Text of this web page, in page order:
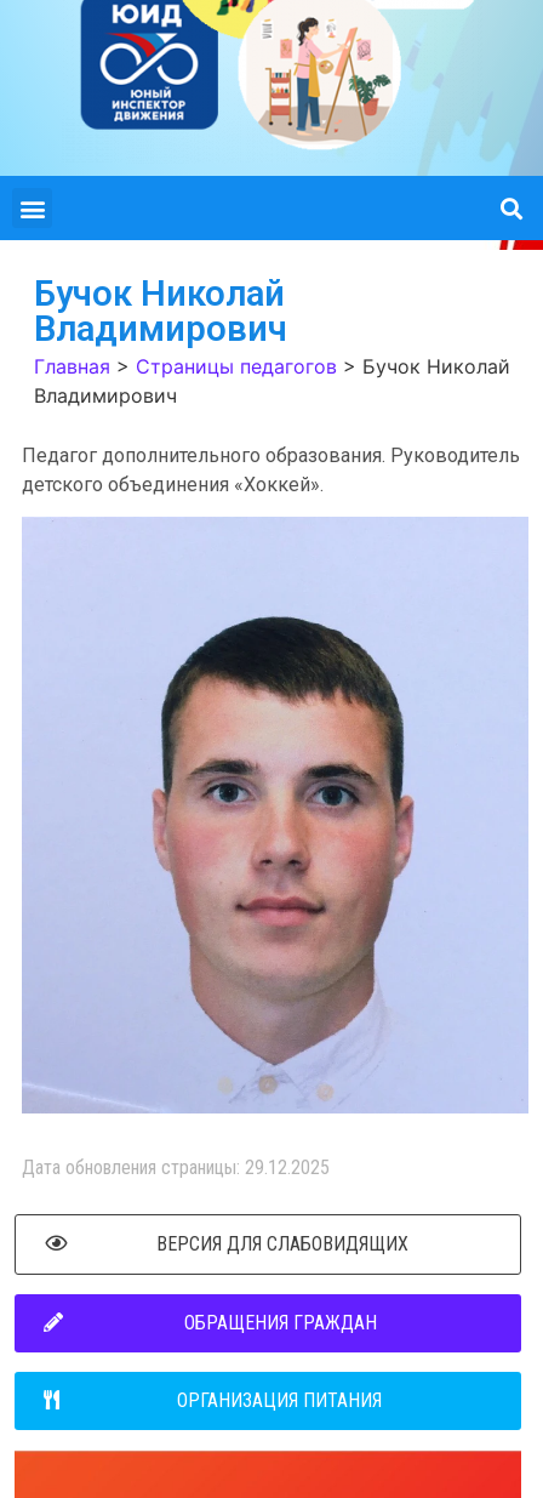
Бучок Николай
Владимирович
Главная > Страницы педагогов > Бучок Николай
Владимирович
Педагог дополнительного образования. Руководитель
детского объединения «Хоккей».
Дата обновления страницы: 29.12.2025
ВЕРСИЯ ДЛЯ СЛАБОВИДЯЩИХ
ОБРАЩЕНИЯ ГРАЖДАН
ОРГАНИЗАЦИЯ ПИТАНИЯ